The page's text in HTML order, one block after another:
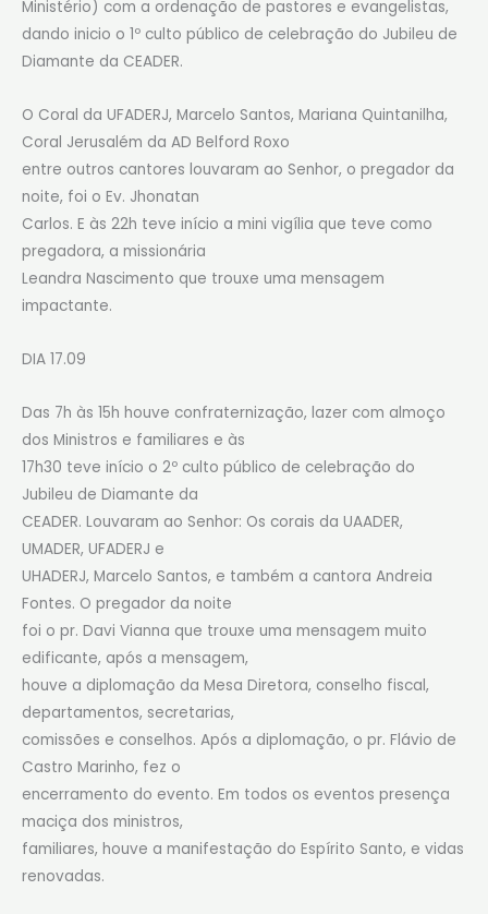
Ministério) com a ordenação de pastores e evangelistas,
dando inicio o 1º culto público de celebração do Jubileu de
Diamante da CEADER.
O Coral da UFADERJ, Marcelo Santos, Mariana Quintanilha,
Coral Jerusalém da AD Belford Roxo
entre outros cantores louvaram ao Senhor, o pregador da
noite, foi o Ev. Jhonatan
Carlos. E às 22h teve início a mini vigília que teve como
pregadora, a missionária
Leandra Nascimento que trouxe uma mensagem
impactante.
DIA 17.09
Das 7h às 15h houve confraternização, lazer com almoço
dos Ministros e familiares e às
17h30 teve início o 2º culto público de celebração do
Jubileu de Diamante da
CEADER. Louvaram ao Senhor: Os corais da UAADER,
UMADER, UFADERJ e
UHADERJ, Marcelo Santos, e também a cantora Andreia
Fontes. O pregador da noite
foi o pr. Davi Vianna que trouxe uma mensagem muito
edificante, após a mensagem,
houve a diplomação da Mesa Diretora, conselho fiscal,
departamentos, secretarias,
comissões e conselhos. Após a diplomação, o pr. Flávio de
Castro Marinho, fez o
encerramento do evento. Em todos os eventos presença
maciça dos ministros,
familiares, houve a manifestação do Espírito Santo, e vidas
renovadas.